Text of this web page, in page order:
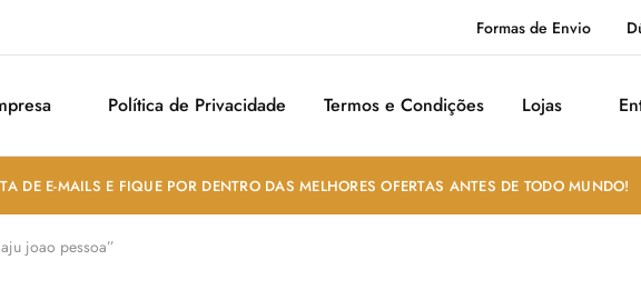
Formas de Envio
Política de Privacidade Termos e Condições Lojas
DE E-MAILS E FIQUE POR DENTRO DAS MELHORES OFERTAS ANTES DE TODO MUNDO!
joao pessoa”